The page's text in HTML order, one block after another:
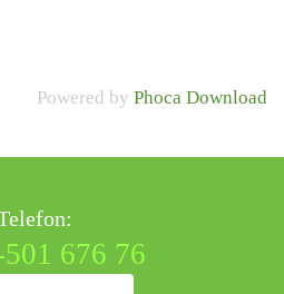
Powered by Phoca Download
676 76